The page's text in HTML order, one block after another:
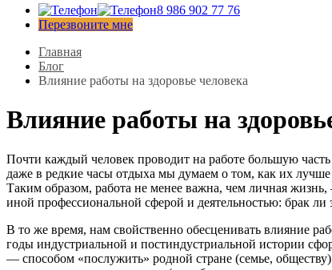
8 986 902 77 76
Перезвоните мне
Главная
Блог
Влияние работы на здоровье человека
Влияние работы на
Почти каждый человек проводит на работе большую
даже в редкие часы отдыха мы думаем о том, как их лучше
Таким образом, работа не менее важна, чем личная
иной профессиональной сферой и деятельностью: брак
В то же время, нам свойственно обесценивать влияние
годы индустриальной и постиндустриальной истории
— способом «послужить» родной стране (семье,